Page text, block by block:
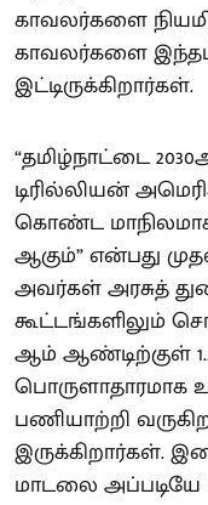
காவலர்களை
காவலர்களை
இட்டிருக்கிறார்கள்.
“தமிழ்நாட்டை
டிரில்லியன்
கொண்ட
ஆகும்” என்பது
அவர்கள் அரசுத்
கூட்டங்களிலும்
ஆம் ஆண்டிற்குள்
பொருளாதாரமாக
பணியாற்றி
இருக்கிறார்கள்.
மாடலை அப்படியே